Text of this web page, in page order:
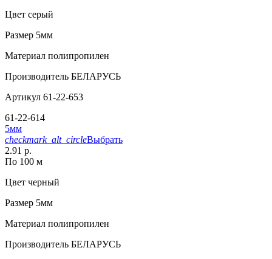
Цвет серый
Размер 5мм
Материал полипропилен
Производитель БЕЛАРУСЬ
Артикул 61-22-653
61-22-614
5мм
checkmark_alt_circleВыбрать
2.91 р.
По 100 м
Цвет черный
Размер 5мм
Материал полипропилен
Производитель БЕЛАРУСЬ